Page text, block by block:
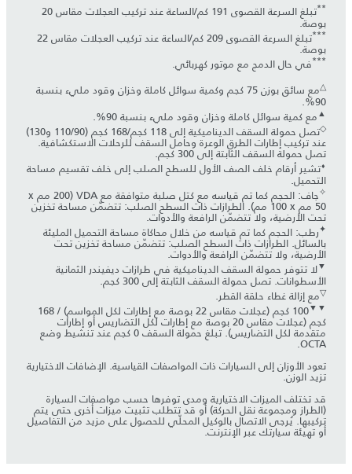
** تبلغ السرعة القصوى 191 كم/الساعة عند تركيب العجلات مقاس 20
بوصة.
*** تبلغ السرعة القصوى 209 كم/الساعة عند تركيب العجلات مقاس 22
بوصة.
***في حال الدمج مع موتور كهربائي.
△ مع سائق بوزن 75 كجم وكمية سوائل كاملة وخزان وقود مليء بنسبة
90%.
▲مع كمية سوائل كاملة وخزان وقود مليء بنسبة 90%.
◇ تصل حمولة السقف الديناميكية إلى 118 كجم/168 كجم (90‏/110 و130)
عند تركيب إطارات الطرق الوعرة وحامل السقف للرحلات الاستكشافية.
تصل حمولة السقف الثابتة إلى 300 كجم.
⬧تشير أرقام خلف الصف الأول للسطح الصلب إلى خلف تقسيم مساحة
التحميل.
✧ جاف: الحجم كما تم قياسه مع كتل صلبة متوافقة مع VDA (‏200 مم x
‏50 مم x ‏100 مم). الطرازات ذات السطح الصلب: تتضمّن مساحة تخزين
تحت الأرضية، ولا تتضمّن الرافعة والأدوات.
✦رطب: الحجم كما تم قياسه من خلال محاكاة مساحة التحميل المليئة
بالسائل. الطرازات ذات السطح الصلب: تتضمّن مساحة تخزين تحت
الأرضية، ولا تتضمّن الرافعة والأدوات.
▼لا تتوفر حمولة السقف الديناميكية في طرازات ديفيندر الثمانية
الأسطوانات. تصل حمولة السقف الثابتة إلى 300 كجم.
▽مع إزالة غطاء حلقة القطر.
▼▼ ‏100 كجم (عجلات مقاس 22 بوصة مع إطارات لكل المواسم) / 168
كجم (عجلات مقاس 20 بوصة مع إطارات لكل التضاريس أو إطارات
متقدمة لكل التضاريس). تبلغ حمولة السقف 0 كجم عند تنشيط وضع
OCTA.
تعود الأوزان إلى السيارات ذات المواصفات القياسية. الإضافات الاختيارية
تزيد الوزن.
قد تختلف الميزات الاختيارية ومدى توفرها حسب مواصفات السيارة
(الطراز ومجموعة نقل الحركة) أو قد تتطلب تثبيت ميزات أخرى حتى يتم
تركيبها. يُرجى الاتصال بالوكيل المحلّي للحصول على مزيد من التفاصيل
أو تهيئة سيارتك عبر الإنترنت.